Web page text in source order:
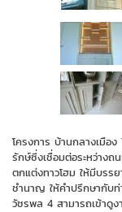
โครงการ บ้านกลางเมื
รักษ์ซึ่งเชื่อมต่อระหว่าง
ตกแต่งทาวโฮม ให้มีบรร
ชำนาญ ให้คำปรึกษากับท่
วัชรพล 4 สามารถเข้าดูง